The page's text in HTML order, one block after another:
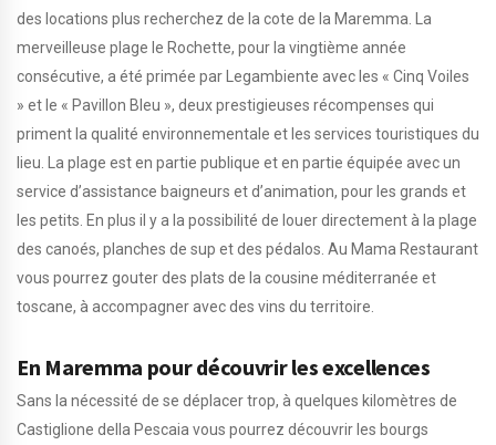
des locations plus recherchez de la cote de la Maremma. La
merveilleuse plage le Rochette, pour la vingtième année
consécutive, a été primée par Legambiente avec les « Cinq Voiles
» et le « Pavillon Bleu », deux prestigieuses récompenses qui
priment la qualité environnementale et les services touristiques du
lieu. La plage est en partie publique et en partie équipée avec un
service d’assistance baigneurs et d’animation, pour les grands et
les petits. En plus il y a la possibilité de louer directement à la plage
des canoés, planches de sup et des pédalos. Au Mama Restaurant
vous pourrez gouter des plats de la cousine méditerranée et
toscane, à accompagner avec des vins du territoire.
En Maremma pour découvrir les excellences
Sans la nécessité de se déplacer trop, à quelques kilomètres de
Castiglione della Pescaia vous pourrez découvrir les bourgs